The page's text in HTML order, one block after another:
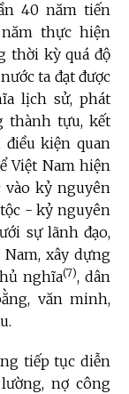
40 năm tiến
thực hiện
thời kỳ quá độ
ta đạt được
lịch sử, phát
thành tựu, kết
kiện quan
Việt Nam hiện
vào kỷ nguyên
- kỷ nguyên
sự lãnh đạo,
xây dựng
nghĩa(7), dân
văn minh,
tiếp tục diễn
nợ công